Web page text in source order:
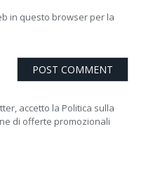
in questo browser per la
accetto la Politica sulla
di offerte promozionali